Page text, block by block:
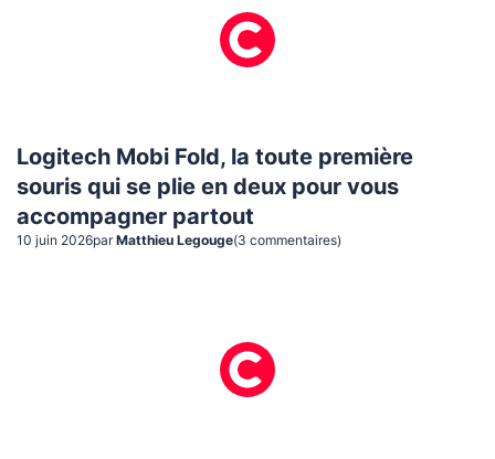
Logitech Mobi Fold, la toute première
souris qui se plie en deux pour vous
accompagner partout
10 juin 2026par Matthieu Legouge(3 commentaires)